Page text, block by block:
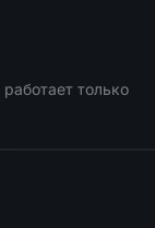
только